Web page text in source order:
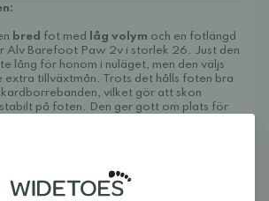
bred fot med låg volym och en fotlängd
Alv Barefoot Paw 2v i storlek 26. Just den
lång för honom i nuläget, men den väljs
extra tillväxtmån. Trots det hålls foten bra
vilket gör att skon
på foten. Den ger gott om plats för
något högre fot